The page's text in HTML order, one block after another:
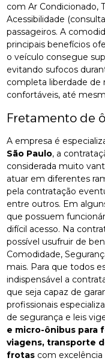
com Ar Condicionado,
Acessibilidade
passageiros. A
principais benefícios
o veículo consegue
evitando sufocos
completa liberdade de
confortáveis, até
Fretamento de
A empresa é
São Paulo, a
considerada muito
atuar em diferentes
pela contratação
entre outros. Em
que possuem
difícil acesso. Na
possível usufruir de
Comodidade,
mais. Para que todos
indispensável a
que seja capaz de
profissionais
de segurança e leis
e micro-ônibus para
viagens, transporte
frotas com excelência